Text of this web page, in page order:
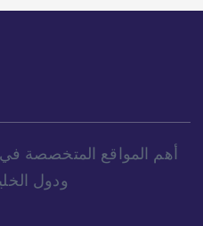
أهم المواقع المتخصصة في
ودول